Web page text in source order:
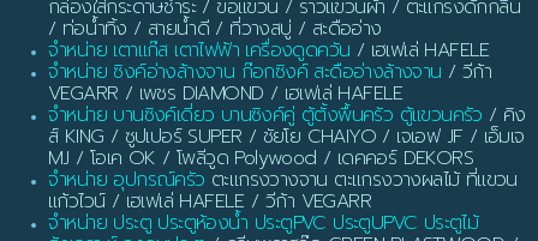
กล่องใส่กระดาษชำระ / ขอแขวน / ราวแขวนผ้า / ตะแกรงดักกลิ่น
/ ท่อน้ำทิ้ง / สายน้ำดี / ที่วางสบู่ / สะดืออ่าง
จำหน่าย เตาแก๊ส เตาไฟฟ้า เครื่องดูดควัน / เฮเฟเล่ HAFELE
จำหน่าย ซิงค์อ่างล้างจาน ก๊อกซิงค์ สะดืออ่างล้างจาน / วีก้า
VEGARR / เพชร DIAMOND / เฮเฟเล่ HAFELE
จำหน่าย บานซิงค์เดี่ยว บานซิงค์คู่ ตู้ตั้งพื้นครัว ตู้แขวนครัว / คิง
ส์ KING / ซูปเปอร์ SUPER / ชัยโย CHAIYO / เจเอฟ JF / เอ็มเจ
MJ / โอเค OK / โพลีวูด Polywood / เดคคอร์ DEKORS
จำหน่าย อุปกรณ์ครัว ตะแกรงวางจาน ตะแกรงวางผลไม้ ที่แขวน
แก้วไวน์ / เฮเฟเล่ HAFELE / วีก้า VEGARR
จำหน่าย ประตู ประตูห้องน้ำ ประตูPVC ประตูUPVC ประตูไม้